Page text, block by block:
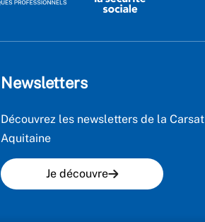
Newsletters
Découvrez les newsletters de la Carsat
Aquitaine
Je découvre